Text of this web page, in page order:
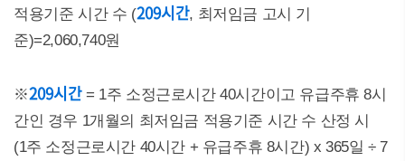
적용기준 시간 수 (209시간, 최저임금 고시 기
준)=2,060,740원
※209시간= 1주 소정근로시간 40시간이고 유급주휴 8시
간인 경우 1개월의 최저임금 적용기준 시간 수 산정 시
(1주 소정근로시간 40시간 + 유급주휴 8시간) x 365일 ÷ 7